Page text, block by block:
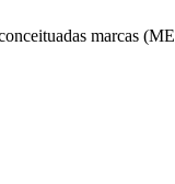
marcas